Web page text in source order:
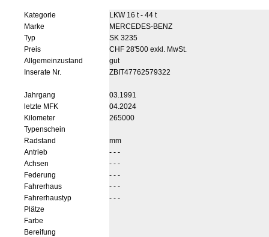
Kategorie
LKW 16 t - 44 t
Marke
MERCEDES-BENZ
Typ
SK 3235
Preis
CHF 28'500 exkl. MwSt.
Allgemeinzustand
gut
Inserate Nr.
ZBIT47762579322
Jahrgang
03.1991
letzte MFK
04.2024
Kilometer
265000
Typenschein
Radstand
mm
Antrieb
- - -
Achsen
- - -
Federung
- - -
Fahrerhaus
- - -
Fahrerhaustyp
- - -
Plätze
Farbe
Bereifung